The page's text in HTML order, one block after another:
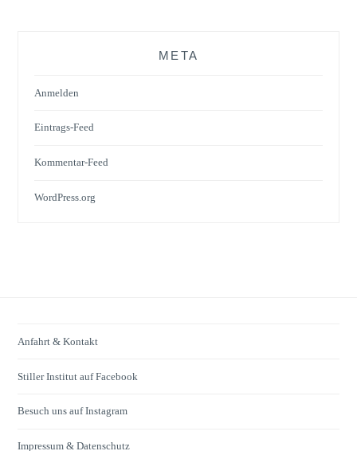
META
Anmelden
Eintrags-Feed
Kommentar-Feed
WordPress.org
Anfahrt & Kontakt
Stiller Institut auf Facebook
Besuch uns auf Instagram
Impressum & Datenschutz